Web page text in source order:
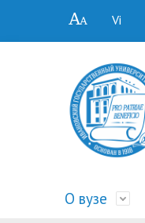
Vi
О вузе